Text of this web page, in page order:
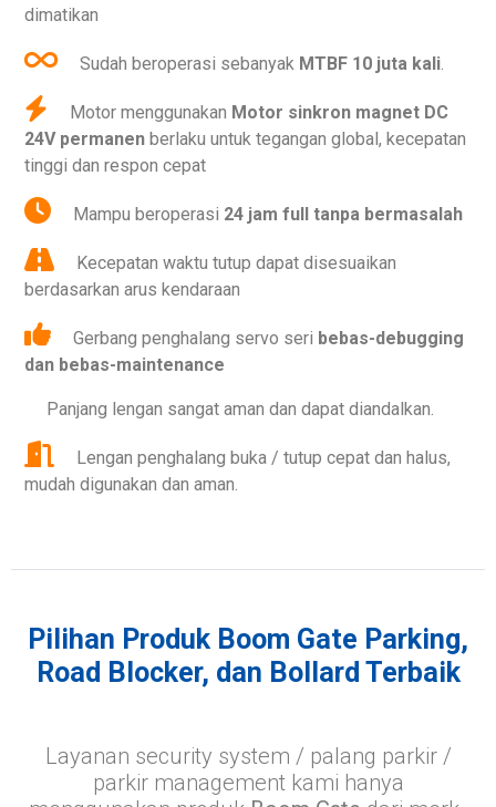
dimatikan
Sudah beroperasi sebanyak MTBF 10 juta kali.
Motor menggunakan Motor sinkron magnet DC
24V permanen berlaku untuk tegangan global, kecepatan
tinggi dan respon cepat
Mampu beroperasi 24 jam full tanpa bermasalah
Kecepatan waktu tutup dapat disesuaikan
berdasarkan arus kendaraan
Gerbang penghalang servo seri bebas-debugging
dan bebas-maintenance
Panjang lengan sangat aman dan dapat diandalkan.
Lengan penghalang buka / tutup cepat dan halus,
mudah digunakan dan aman.
Pilihan Produk Boom Gate Parking,
Road Blocker, dan Bollard Terbaik
Layanan security system / palang parkir /
parkir management kami hanya